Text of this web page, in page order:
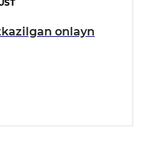
onlayn